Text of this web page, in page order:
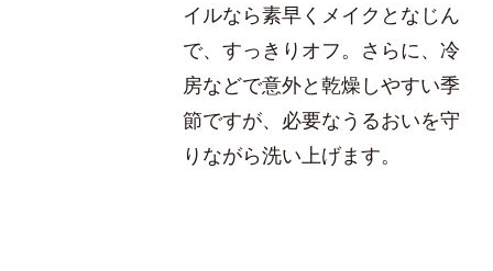
イルなら素早くメイクとなじん
で、すっきりオフ。さらに、冷
房などで意外と乾燥しやすい季
節ですが、必要なうるおいを守
りながら洗い上げます。